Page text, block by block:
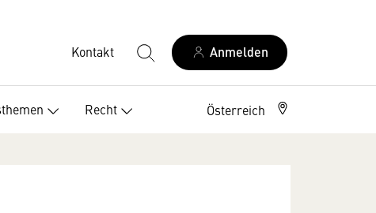
Kontakt Anmelden
Recht Elektriker Österreich
Österreich